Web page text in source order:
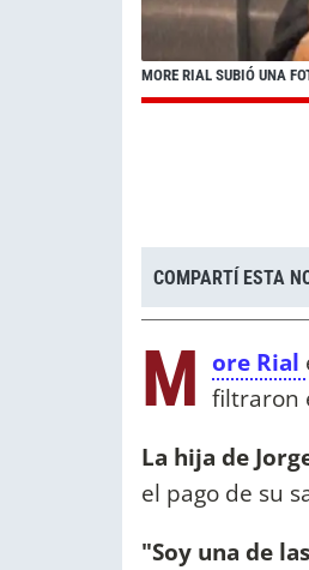
MORE RIAL SUBIÓ UNA
COMPARTÍ ESTA
M ore Rial
filtraron
La hija de
el pago de su
"Soy una de